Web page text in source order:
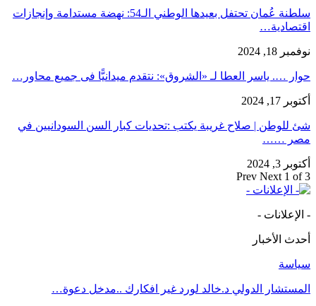
سلطنة عُمان تحتفل بعيدها الوطني الـ54: نهضة مستدامة وإنجازات
اقتصادية…
نوفمبر 18, 2024
حوار …. ياسر العطا لـ «الشروق»: نتقدم ميدانيًّا فى جميع محاور…
أكتوبر 17, 2024
شئ للوطن | صلاح غريبة يكتب :تحديات كبار السن السودانيين في
مصر ……
أكتوبر 3, 2024
Prev Next 1 of 3
- الإعلانات -
أحدث الأخبار
سياسة
المستشار الدولي د.خالد لورد غير افكارك ..مدخل دعوة…